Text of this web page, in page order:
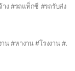
เหมาะสำหรับปล่อยงานและหารถ #รถรับจ้าง #รถแท็กซี่ #รถรับส่ง #แท็กซี่พัทยา #vipcar #grabcar #taxi #Servicecar #limousine #แมวขับรถ #รถขาด #หาคนขับ #หารถ #เดินทางท่องเที่ยว #ปลูกป่า #ดูนก #ทัวร์ท่องเที่ยว #สวนสัตว์ #ตลาดน้ำ #ป่ากล้วย #ป่าพุดซา #ป่ากัญชา #น้อยหน่ากัมพูชา #สมบัติทัวร์ #เลี้ยงแมวบนรถ #กัญชาแมว #แมวจร #แมวอ้วน #ทาสแมว #โลกของแมว #ทูเม็ด #ปลาทูแม่กลอง #แมวยิ้ม #แมวนอน #ส่องนก #ดูดาว #แมวกรน
#ฉะเชิงเทรา #แปดริ้ว #บ้านโพธิ์ #สมัครงาน #หางาน #โรงงาน #งานว่าง #หางานนิคม #งานซับ #ฝ่ายผลิต #ขับรถโฟล์คลิฟท์ #แพ็คกิ้ง